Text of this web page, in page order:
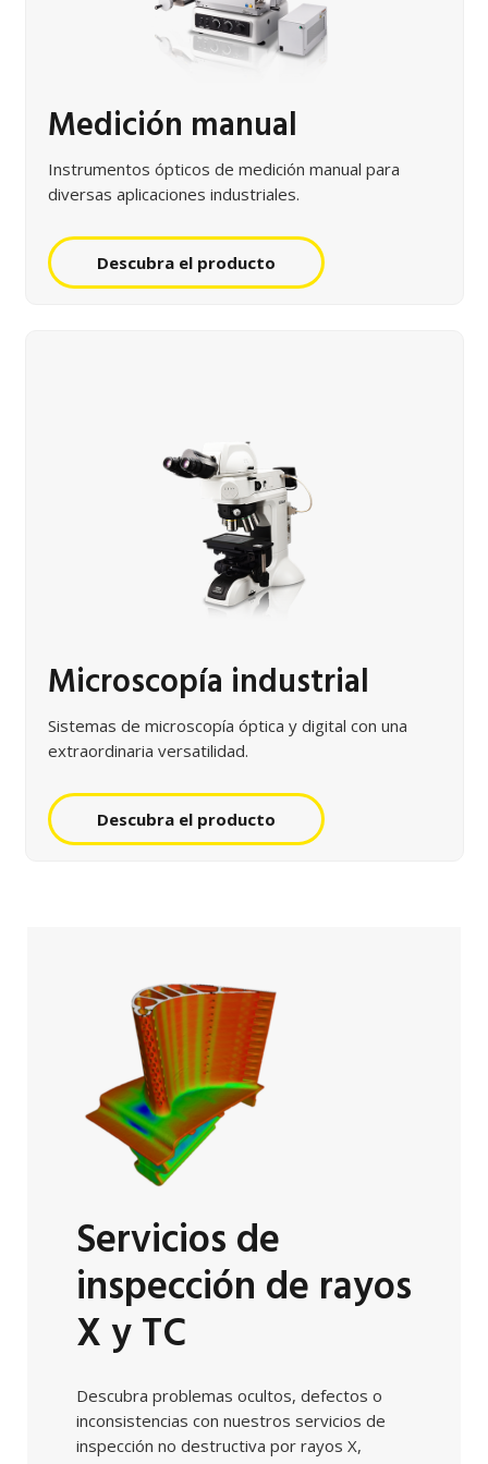
Medición manual
Instrumentos ópticos de medición manual para
diversas aplicaciones industriales.
Descubra el producto
Microscopía industrial
Sistemas de microscopía óptica y digital con una
extraordinaria versatilidad.
Descubra el producto
Servicios de
inspección de rayos
X y TC
Descubra problemas ocultos, defectos o
inconsistencias con nuestros servicios de
inspección no destructiva por rayos X,